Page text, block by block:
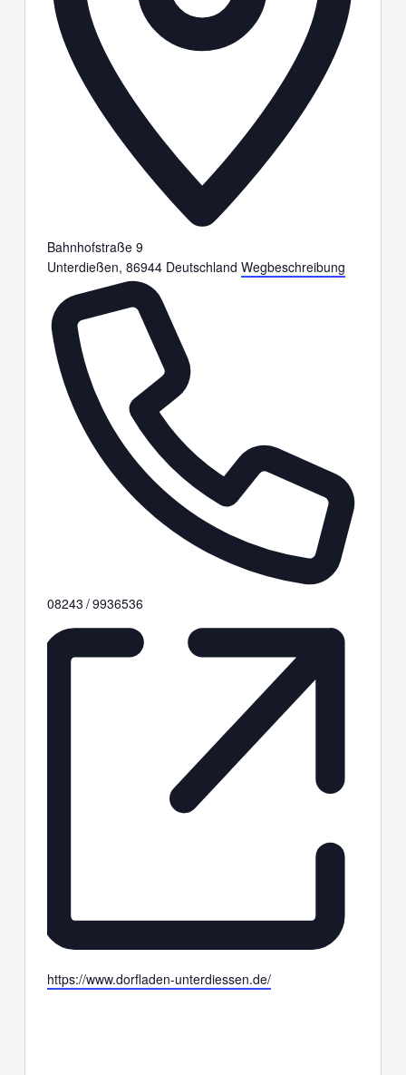
Bahnhofstraße 9
Unterdießen, 86944 Deutschland Wegbeschreibung
Telefon
08243 / 9936536
Webseite
https://www.dorfladen-unterdiessen.de/